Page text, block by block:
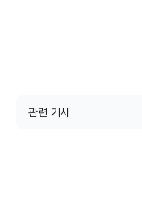
관련 기사